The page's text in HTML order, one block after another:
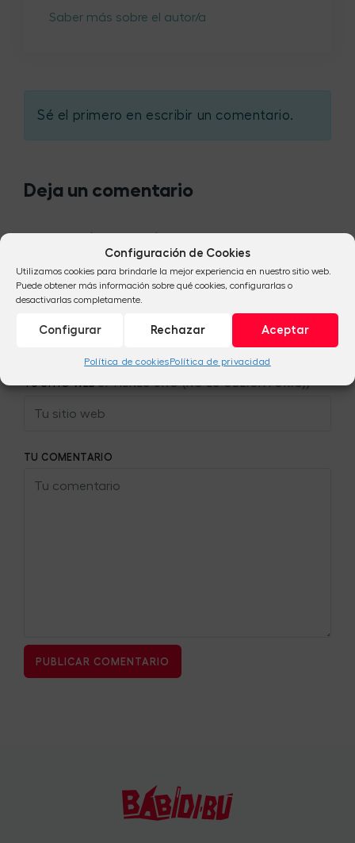
Configuración de Cookies
Utilizamos cookies para brindarle la mejor experiencia en nuestro sitio web.
Puede obtener más información sobre qué cookies, configurarlas o
desactivarlas completamente.
Aceptar
Rechazar
Configurar
Política de cookiesPolítica de privacidad
Saber más sobre el autor/a
Sé el primero en escribir un comentario.
Deja un comentario
TU SITIO WEBSI TIENES UNO (NO ES OBLIGATORIO))
TU COMENTARIO